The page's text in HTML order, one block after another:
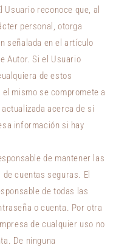
reconoce que, al
personal, otorga
señalada en el artículo
Autor. Si el Usuario
de estos
mismo se compromete a
acerca de si
información si hay
de mantener las
cuentas seguras. El
de todas las
o cuenta. Por otra
de cualquier uso no
De ninguna